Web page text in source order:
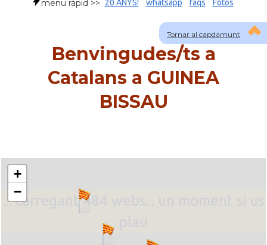
Tornar al capdamunt
menu ràpid >> 20 ANYS! whatsapp faqs Fotos
Benvingudes/ts a
Catalans a GUINEA
BISSAU
... carregant 484 webs... un moment si us
+
−